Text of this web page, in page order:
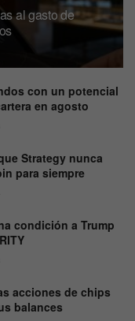
al gasto de
con un potencial
en agosto
Strategy nunca
para siempre
condición a Trump
acciones de chips
balances